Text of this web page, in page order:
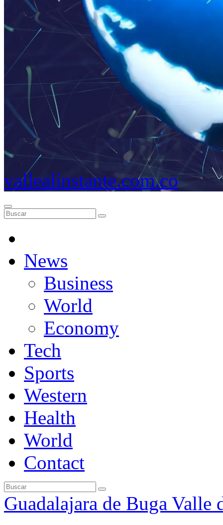
vallealinstante.com.co
News
Business
World
Economy
Tech
Sports
Western
Health
World
Contact
Guadalajara de Buga Valle